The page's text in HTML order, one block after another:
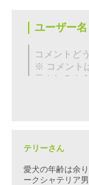
テリーさん
愛犬の年齢は余
ークシャテリア